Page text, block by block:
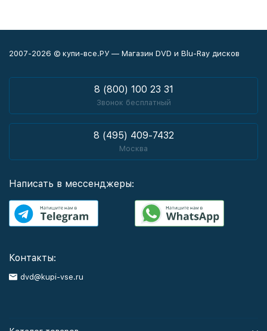
2007-2026 © купи-все.РУ — Магазин DVD и Blu-Ray дисков
8 (800) 100 23 31
Звонок бесплатный
8 (495) 409-7432
Москва
Написать в мессенджеры:
Контакты:
dvd@kupi-vse.ru